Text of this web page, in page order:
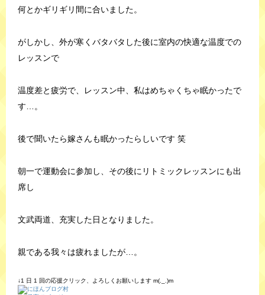
何とかギリギリ間に合いました。
がしかし、外が寒くバタバタした後に室内の快適な温度での
レッスンで
温度差と疲労で、レッスン中、私はめちゃくちゃ眠かったで
す…。
後で聞いたら嫁さんも眠かったらしいです 笑
朝一で運動会に参加し、その後にリトミックレッスンにも出
席し
文武両道、充実した日となりました。
親である我々は疲れましたが…。
↓1 日 1 回の応援クリック、よろしくお願いします m(._.)m